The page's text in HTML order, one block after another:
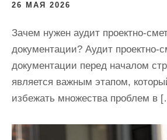
26 МАЯ 2026
Зачем нужен аудит проектно-
документации? Аудит проектно-
документации перед началом
является важным этапом,
избежать множества проблем в